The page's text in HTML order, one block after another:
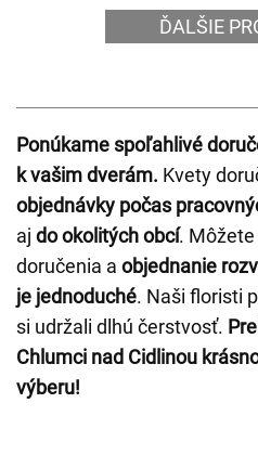
ĎALŠIE
Ponúkame spoľahlivé
k vašim dverám. Kvety
objednávky počas
aj do okolitých obcí.
doručenia a objednanie
je jednoduché. Naši floristi
si udržali dlhú čerstvosť.
Chlumci nad Cidlinou
výberu!